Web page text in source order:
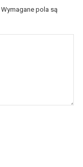
Wymagane pola są